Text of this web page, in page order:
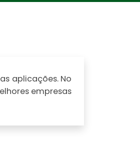
aplicações. No
empresas